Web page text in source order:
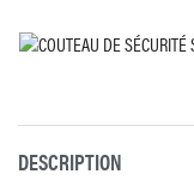
DESCRIPTION